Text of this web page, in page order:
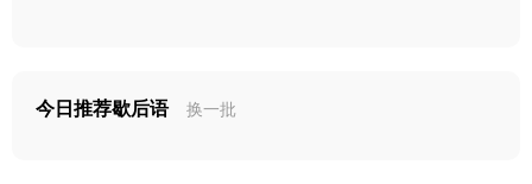
今日推荐歇后语 换一批